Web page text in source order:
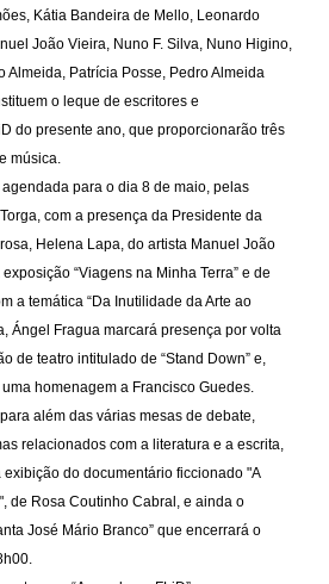
Kátia Bandeira de Mello, Leonardo
João Vieira, Nuno F. Silva, Nuno Higino,
Almeida, Patrícia Posse, Pedro Almeida
o leque de escritores e
do presente ano, que proporcionarão três
música.
para o dia 8 de maio, pelas
com a presença da Presidente da
Helena Lapa, do artista Manuel João
“Viagens na Minha Terra” e de
a temática “Da Inutilidade da Arte ao
Ángel Fragua marcará presença por volta
de teatro intitulado de “Stand Down” e,
homenagem a Francisco Guedes.
além das várias mesas de debate,
relacionados com a literatura e a escrita,
do documentário ficcionado "A
de Rosa Coutinho Cabral, e ainda o
José Mário Branco” que encerrará o